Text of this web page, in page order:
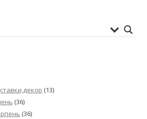
(13)
(36)
(36)